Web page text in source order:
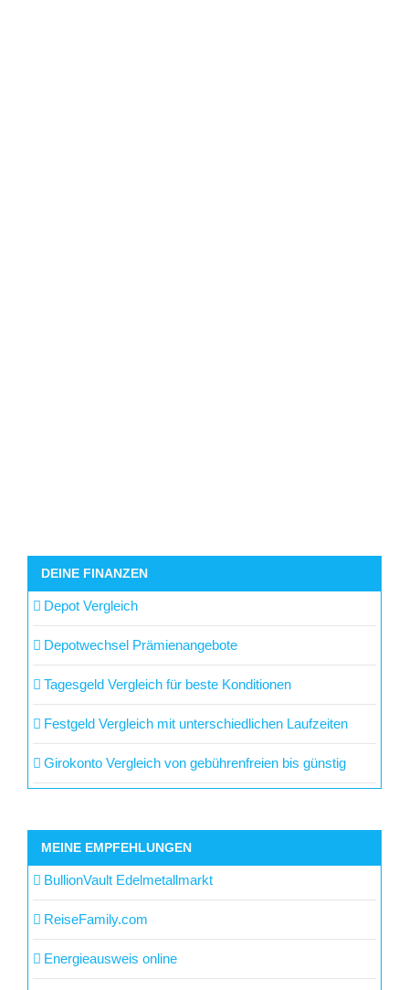
DEINE FINANZEN
Depot Vergleich
Depotwechsel Prämienangebote
Tagesgeld Vergleich für beste Konditionen
Festgeld Vergleich mit unterschiedlichen Laufzeiten
Girokonto Vergleich von gebührenfreien bis günstig
MEINE EMPFEHLUNGEN
BullionVault Edelmetallmarkt
ReiseFamily.com
Energieausweis online